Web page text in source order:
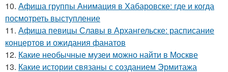
10. Афиша группы Анимация в Хабаровске: где и когда
посмотреть выступление
11. Афиша певицы Славы в Архангельске: расписание
концертов и ожидания фанатов
12. Какие необычные музеи можно найти в Москве
13. Какие истории связаны с созданием Эрмитажа